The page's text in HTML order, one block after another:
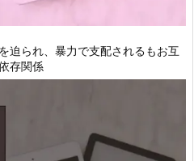
迫られ、暴力で支配されるもお互
存関係